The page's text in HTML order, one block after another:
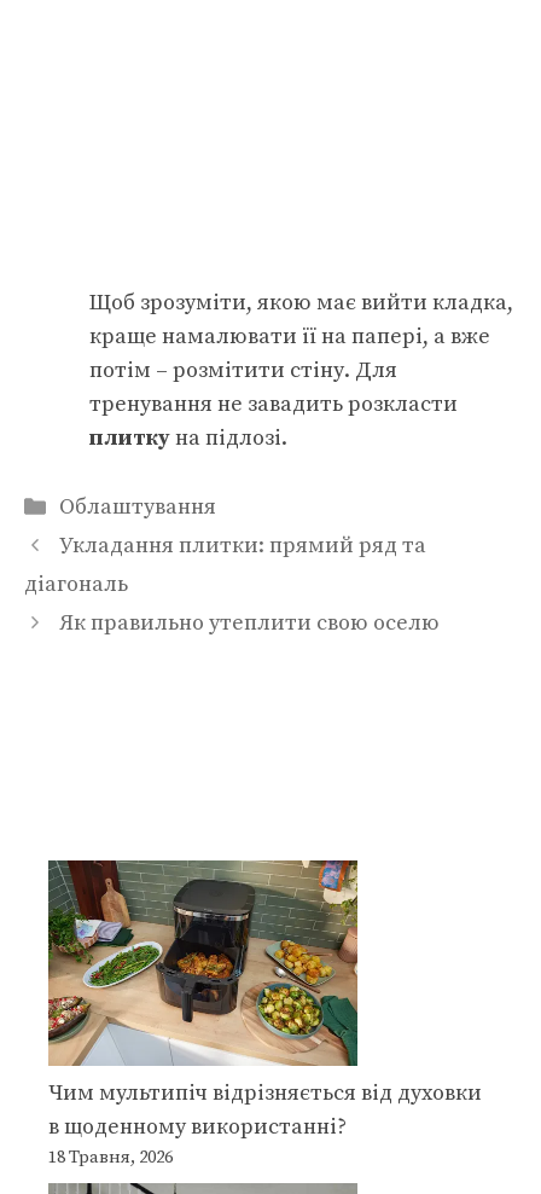
Щоб зрозуміти, якою має вийти кладка,
краще намалювати її на папері, а вже
потім – розмітити стіну. Для
тренування не завадить розкласти
плиткуна підлозі.
Категорії
Облаштування
Укладання плитки: прямий ряд та
діагональ
Як правильно утеплити свою оселю
Чим мультипіч відрізняється від духовки
в щоденному використанні?
18 Травня, 2026